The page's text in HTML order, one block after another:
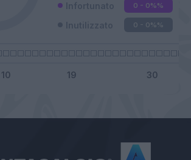
0 - 0%%
0 - 0%%